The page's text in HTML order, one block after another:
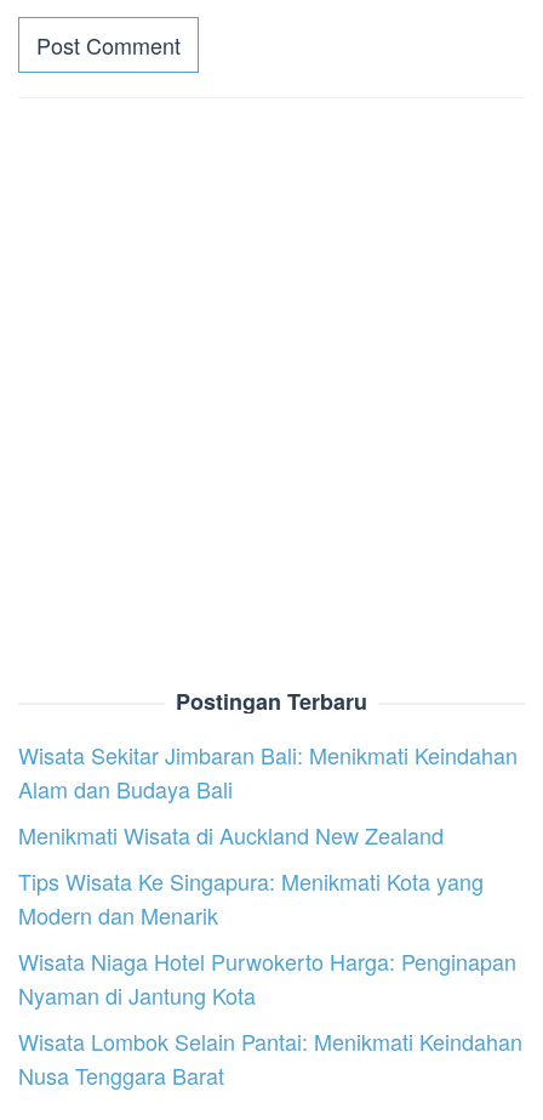
Postingan Terbaru
Wisata Sekitar Jimbaran Bali: Menikmati Keindahan
Alam dan Budaya Bali
Menikmati Wisata di Auckland New Zealand
Tips Wisata Ke Singapura: Menikmati Kota yang
Modern dan Menarik
Wisata Niaga Hotel Purwokerto Harga: Penginapan
Nyaman di Jantung Kota
Wisata Lombok Selain Pantai: Menikmati Keindahan
Nusa Tenggara Barat